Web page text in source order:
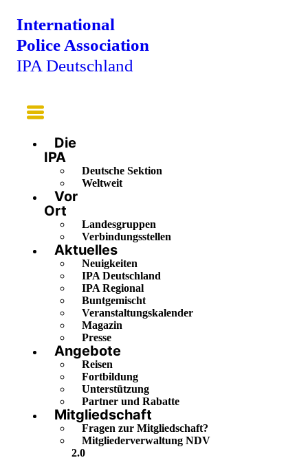
International
Police Association
IPA Deutschland
Main
Menu
Die
IPA
Deutsche Sektion
Weltweit
Vor
Ort
Landesgruppen
Verbindungsstellen
Aktuelles
Neuigkeiten
IPA Deutschland
IPA Regional
Buntgemischt
Veranstaltungskalender
Magazin
Presse
Angebote
Reisen
Fortbildung
Unterstützung
Partner und Rabatte
Mitgliedschaft
Fragen zur Mitgliedschaft?
Mitgliederverwaltung NDV
2.0